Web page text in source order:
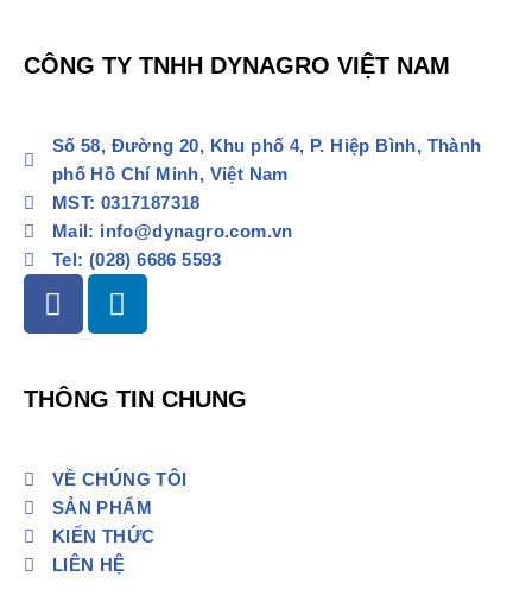
CÔNG TY TNHH DYNAGRO VIỆT NAM
Số 58, Đường 20, Khu phố 4, P. Hiệp Bình, Thành
phố Hồ Chí Minh, Việt Nam
MST: 0317187318
Mail: info@dynagro.com.vn
Tel: (028) 6686 5593
THÔNG TIN CHUNG
VỀ CHÚNG TÔI
SẢN PHẨM
KIẾN THỨC
LIÊN HỆ